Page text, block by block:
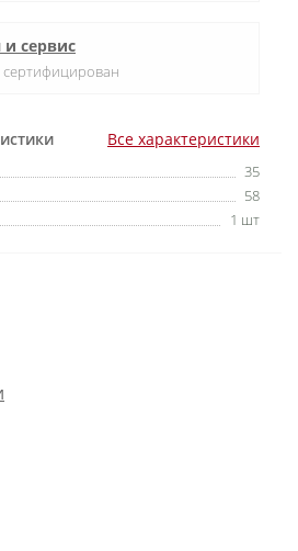
Все характеристики
35
58
1 шт
и сервис
сертифицирован